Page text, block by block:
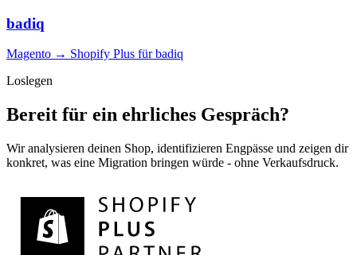
badiq
Magento → Shopify Plus für badiq
Loslegen
Bereit für ein ehrliches Gespräch?
Wir analysieren deinen Shop, identifizieren Engpässe und zeigen dir
konkret, was eine Migration bringen würde - ohne Verkaufsdruck.